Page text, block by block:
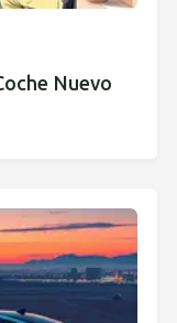
Nuevo